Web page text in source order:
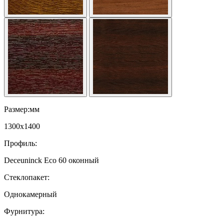
Размер:мм
1300x1400
Профиль:
Deceuninck Eco 60 оконный
Стеклопакет:
Однокамерный
Фурнитура: